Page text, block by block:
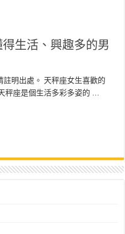
生活、興趣多的男
明出處。 天秤座女生喜歡的
秤座是個生活多彩多姿的 …